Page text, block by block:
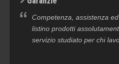
Competenza, assistenza
listino prodotti
servizio studiato per chi